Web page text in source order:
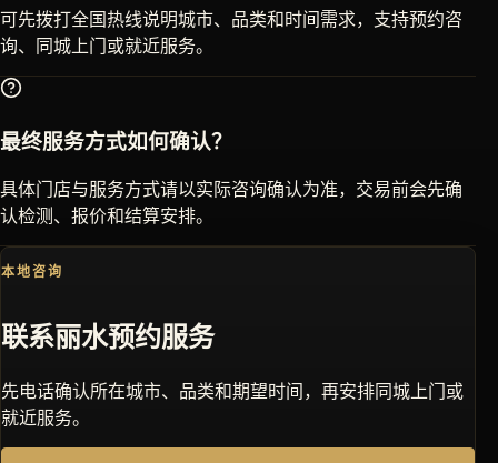
可先拨打全国热线说明城市、品类和时间需求，支持预约咨
询、同城上门或就近服务。
最终服务方式如何确认？
具体门店与服务方式请以实际咨询确认为准，交易前会先确
认检测、报价和结算安排。
本地咨询
联系丽水预约服务
先电话确认所在城市、品类和期望时间，再安排同城上门或
就近服务。